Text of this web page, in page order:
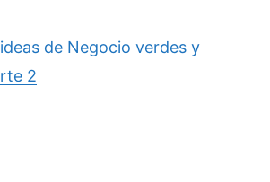
de Negocio verdes y
2